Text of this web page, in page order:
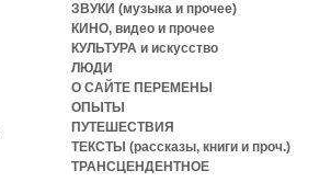
ЗВУКИ (музыка и прочее)
КИНО, видео и прочее
КУЛЬТУРА и искусство
ЛЮДИ
О САЙТЕ ПЕРЕМЕНЫ
ОПЫТЫ
ПУТЕШЕСТВИЯ
ТЕКСТЫ (рассказы, книги и проч.)
ТРАНСЦЕНДЕНТНОЕ